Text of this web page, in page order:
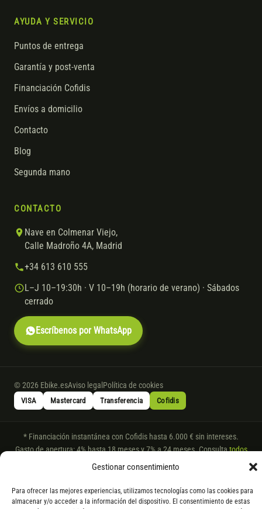
Gestionar consentimiento
Para ofrecer las mejores experiencias, utilizamos tecnologías como las cookies para
almacenar y/o acceder a la información del dispositivo. El consentimiento de estas
AYUDA Y SERVICIO
Puntos de entrega
Garantía y post-venta
Financiación Cofidis
Envíos a domicilio
Contacto
Blog
Segunda mano
CONTACTO
Nave en Colmenar Viejo,
Calle Madroño 4A, Madrid
+34 613 610 555
L–J 10–19:30h · V 10–19h (horario de verano) · Sábados
cerrado
Escríbenos por WhatsApp
© 2026 Ebike.esAviso legal Política de cookies
VISA Mastercard Transferencia Cofidis
* Financiación instantánea con Cofidis hasta 6.000 € sin intereses.
Gasto de apertura: 4% hasta 18 meses y 7% a 24 meses. Consultatodos
los detalles
por WhatsApp.
pago; los de bajo pedido se confirman con un asesor. Si no fuera posible
servir el producto, se devuelve el importe sin coste. La información de